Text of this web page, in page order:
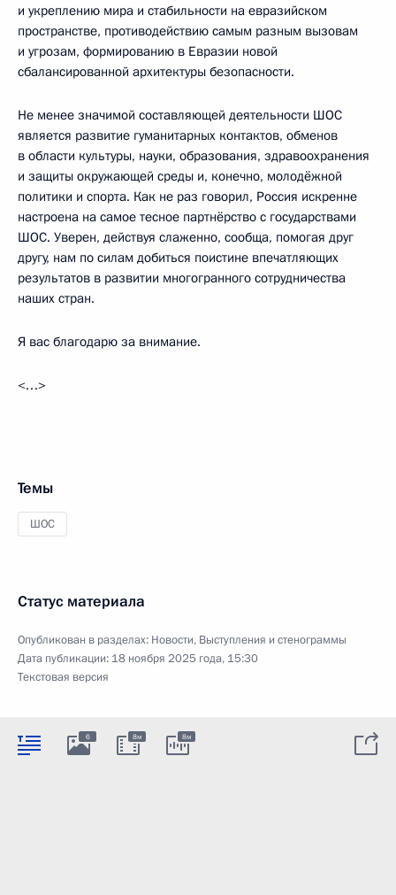
и укреплению мира и стабильности на евразийском
пространстве, противодействию самым разным вызовам
и угрозам, формированию в Евразии новой
сбалансированной архитектуры безопасности.
Не менее значимой составляющей деятельности ШОС
является развитие гуманитарных контактов, обменов
в области культуры, науки, образования, здравоохранения
и защиты окружающей среды и, конечно, молодёжной
политики и спорта. Как не раз говорил, Россия искренне
настроена на самое тесное партнёрство с государствами
ШОС. Уверен, действуя слаженно, сообща, помогая друг
другу, нам по силам добиться поистине впечатляющих
результатов в развитии многогранного сотрудничества
наших стран.
Я вас благодарю за внимание.
<…>
Темы
ШОС
Статус материала
Опубликован в разделах: Новости, Выступления и стенограммы
Дата публикации: 18 ноября 2025 года, 15:30
Текстовая версия
6 8м 8м